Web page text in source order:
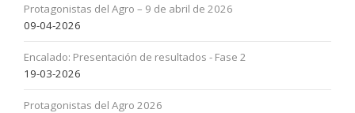
Protagonistas del Agro – 9 de abril de 2026
09-04-2026
Encalado: Presentación de resultados - Fase 2
19-03-2026
Protagonistas del Agro 2026